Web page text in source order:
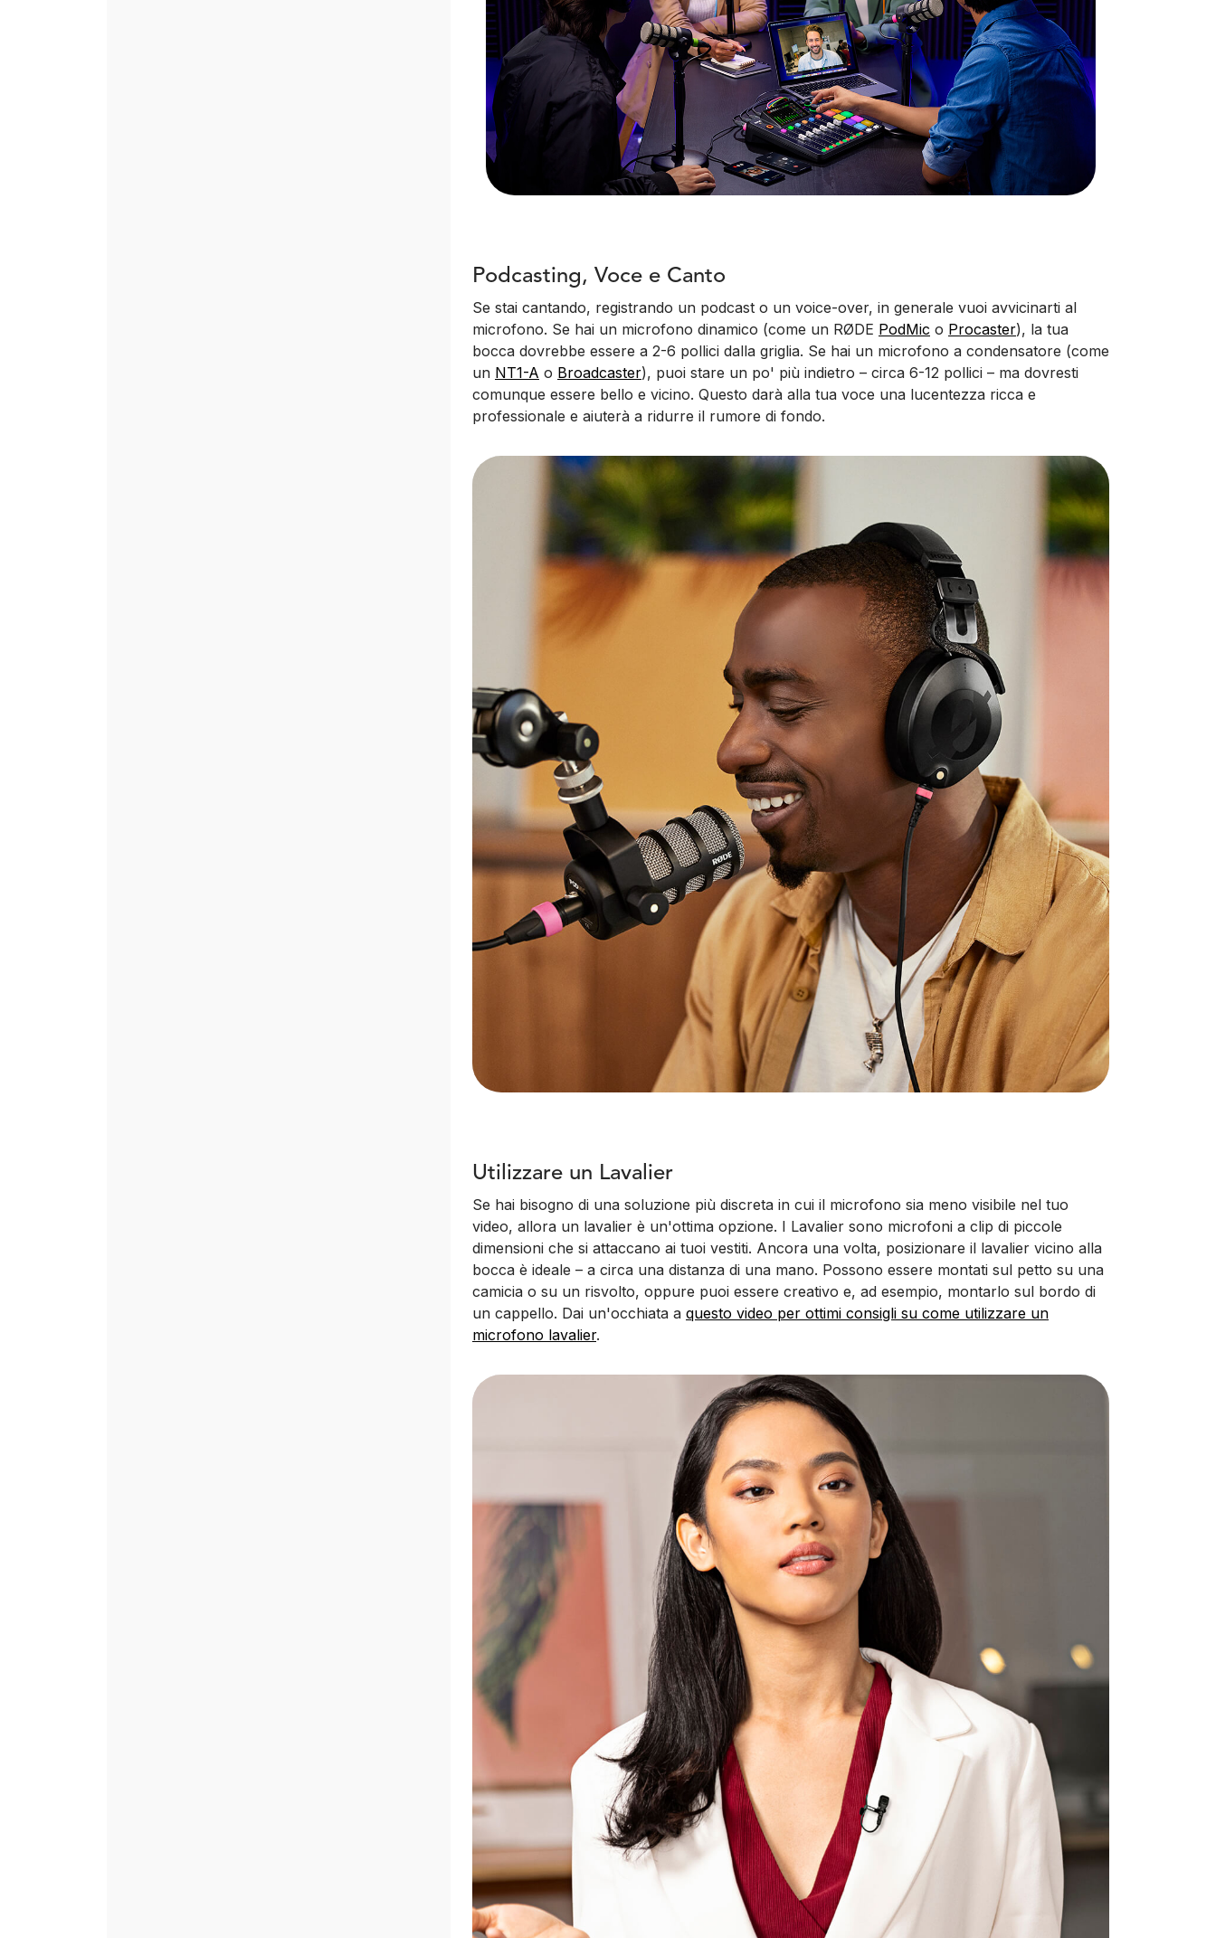
Podcasting, Voce e Canto
Se stai cantando, registrando un podcast o un voice-over, in generale vuoi avvicinarti al
microfono. Se hai un microfono dinamico (come un RØDE PodMic o Procaster), la tua
bocca dovrebbe essere a 2-6 pollici dalla griglia. Se hai un microfono a condensatore (come
un NT1-A o Broadcaster), puoi stare un po' più indietro – circa 6-12 pollici – ma dovresti
comunque essere bello e vicino. Questo darà alla tua voce una lucentezza ricca e
professionale e aiuterà a ridurre il rumore di fondo.
Utilizzare un Lavalier
Se hai bisogno di una soluzione più discreta in cui il microfono sia meno visibile nel tuo
video, allora un lavalier è un'ottima opzione. I Lavalier sono microfoni a clip di piccole
dimensioni che si attaccano ai tuoi vestiti. Ancora una volta, posizionare il lavalier vicino alla
bocca è ideale – a circa una distanza di una mano. Possono essere montati sul petto su una
camicia o su un risvolto, oppure puoi essere creativo e, ad esempio, montarlo sul bordo di
un cappello. Dai un'occhiata a questo video per ottimi consigli su come utilizzare un
microfono lavalier.